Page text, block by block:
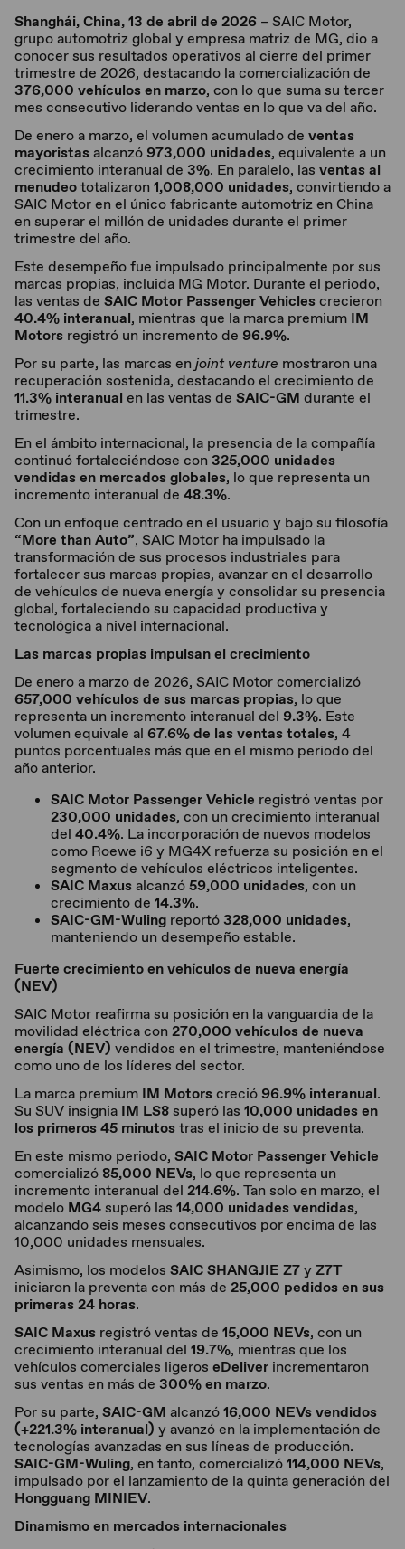
Shanghái, China, 13 de abril de 2026 – SAIC Motor,
grupo automotriz global y empresa matriz de MG, dio a
conocer sus resultados operativos al cierre del primer
trimestre de 2026, destacando la comercialización de
376,000 vehículos en marzo, con lo que suma su tercer
mes consecutivo liderando ventas en lo que va del año.
De enero a marzo, el volumen acumulado de ventas
mayoristasalcanzó973,000 unidades, equivalente a un
crecimiento interanual de 3%. En paralelo, las ventas al
menudeototalizaron 1,008,000 unidades, convirtiendo a
SAIC Motor en el único fabricante automotriz en China
en superar el millón de unidades durante el primer
trimestre del año.
Este desempeño fue impulsado principalmente por sus
marcas propias, incluida MG Motor. Durante el periodo,
las ventas de SAIC Motor Passenger Vehiclescrecieron
40.4% interanual, mientras que la marca premium IM
Motors registró un incremento de 96.9%.
Por su parte, las marcas en joint venture mostraron una
recuperación sostenida, destacando el crecimiento de
11.3% interanual en las ventas de SAIC-GM durante el
trimestre.
En el ámbito internacional, la presencia de la compañía
continuó fortaleciéndose con 325,000 unidades
vendidas en mercados globales, lo que representa un
incremento interanual de 48.3%.
Con un enfoque centrado en el usuario y bajo su filosofía
“More than Auto”, SAIC Motor ha impulsado la
transformación de sus procesos industriales para
fortalecer sus marcas propias, avanzar en el desarrollo
de vehículos de nueva energía y consolidar su presencia
global, fortaleciendo su capacidad productiva y
tecnológica a nivel internacional.
Las marcas propias impulsan el crecimiento
De enero a marzo de 2026, SAIC Motor comercializó
657,000 vehículos de sus marcas propias, lo que
representa un incremento interanual del 9.3%. Este
volumen equivale al 67.6% de las ventas totales, 4
puntos porcentuales más que en el mismo periodo del
año anterior.
SAIC Motor Passenger Vehicle registró ventas por
230,000 unidades, con un crecimiento interanual
del 40.4%. La incorporación de nuevos modelos
como Roewe i6 y MG4X refuerza su posición en el
segmento de vehículos eléctricos inteligentes.
SAIC Maxusalcanzó59,000 unidades, con un
crecimiento de 14.3%.
SAIC-GM-Wuling reportó328,000 unidades,
manteniendo un desempeño estable.
Fuerte crecimiento en vehículos de nueva energía
(NEV)
SAIC Motor reafirma su posición en la vanguardia de la
movilidad eléctrica con 270,000 vehículos de nueva
energía (NEV) vendidos en el trimestre, manteniéndose
como uno de los líderes del sector.
La marca premium IM Motorscreció96.9% interanual.
Su SUV insignia IM LS8superó las 10,000 unidades en
los primeros 45 minutostras el inicio de su preventa.
En este mismo periodo, SAIC Motor Passenger Vehicle
comercializó 85,000 NEVs, lo que representa un
incremento interanual del 214.6%. Tan solo en marzo, el
modelo MG4superó las 14,000 unidades vendidas,
alcanzando seis meses consecutivos por encima de las
10,000 unidades mensuales.
Asimismo, los modelos SAIC SHANGJIE Z7yZ7T
iniciaron la preventa con más de 25,000 pedidos en sus
primeras 24 horas.
SAIC Maxus registró ventas de 15,000 NEVs, con un
crecimiento interanual del 19.7%, mientras que los
vehículos comerciales ligeros eDeliver incrementaron
sus ventas en más de 300% en marzo.
Por su parte, SAIC-GM alcanzó16,000 NEVs vendidos
(+221.3% interanual) y avanzó en la implementación de
tecnologías avanzadas en sus líneas de producción.
SAIC-GM-Wuling, en tanto, comercializó114,000 NEVs,
impulsado por el lanzamiento de la quinta generación del
Hongguang MINIEV.
Dinamismo en mercados internacionales